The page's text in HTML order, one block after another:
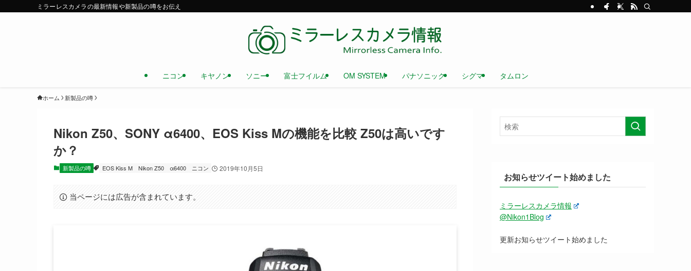
ミラーレスカメラの最新情報や新製品の噂をお伝え
ニコン キヤノン ソニー 富士フイルム OM SYSTEM パナソニック シグマ タムロン
ホーム 新製品の噂
Nikon Z50、SONY α6400、EOS Kiss Mの機能を比較 Z50は高いです
か？
新製品の噂 EOS Kiss M Nikon Z50 α6400 ニコン 2019年10月5日
当ページには広告が含まれています。
お知らせツイート始めました
ミラーレスカメラ情報
@Nikon1Blog
更新お知らせツイート始めました